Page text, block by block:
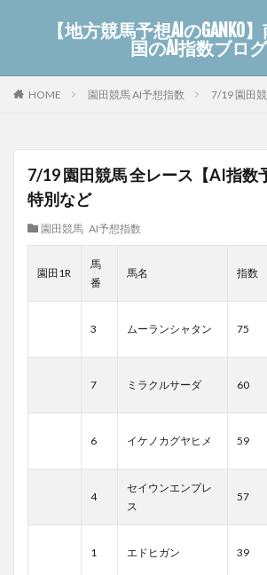
【地方競馬予想AIのGANKO
国のAI指数ブログ
HOME 園田競馬 AI予想指数 7/19 園田
7/19 園田競馬 全レース【AI指数
特別など
園田競馬 AI予想指数
園田1R
馬
番
馬名 指数
3 ムーランシャタン 75
7 ミラクルサーダ 60
6 イケノカグヤヒメ 59
4
セイウンエンプレ
ス
57
1 エドヒガン 39